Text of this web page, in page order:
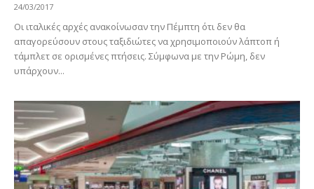
24/03/2017
Οι ιταλικές αρχές ανακοίνωσαν την Πέμπτη ότι δεν θα
απαγορεύσουν στους ταξιδιώτες να χρησιμοποιούν λάπτοπ ή
τάμπλετ σε ορισμένες πτήσεις. Σύμφωνα με την Ρώμη, δεν
υπάρχουν...